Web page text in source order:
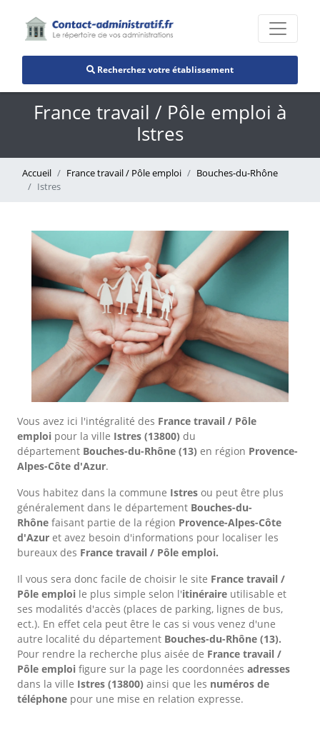
Recherchez votre établissement
France travail / Pôle emploi à
Istres
Accueil France travail / Pôle emploi
Bouches-du-Rhône
Istres
Vous avez ici l'intégralité des France travail / Pôle
emploi pour la ville Istres (13800) du
département Bouches-du-Rhône (13) en région Provence-
Alpes-Côte d'Azur.
Vous habitez dans la commune Istres ou peut être plus
généralement dans le département Bouches-du-
Rhône faisant partie de la région Provence-Alpes-Côte
d'Azur et avez besoin d'informations pour localiser les
bureaux des France travail / Pôle emploi.
Il vous sera donc facile de choisir le site France travail /
Pôle emploi le plus simple selon l'itinéraire utilisable et
ses modalités d'accès (places de parking, lignes de bus,
ect.). En effet cela peut être le cas si vous venez d'une
autre localité du département Bouches-du-Rhône (13).
Pour rendre la recherche plus aisée de France travail /
Pôle emploi figure sur la page les coordonnées adresses
dans la ville Istres (13800) ainsi que les numéros de
téléphone pour une mise en relation expresse.